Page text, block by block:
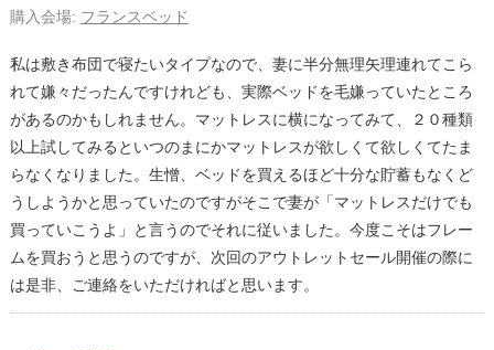
購入会場: フランスベッド
私は敷き布団で寝たいタイプなので、妻に半分無理矢理連れてこら
れて嫌々だったんですけれども、実際ベッドを毛嫌っていたところ
があるのかもしれません。マットレスに横になってみて、２０種類
以上試してみるといつのまにかマットレスが欲しくて欲しくてたま
らなくなりました。生憎、ベッドを買えるほど十分な貯蓄もなくど
うしようかと思っていたのですがそこで妻が「マットレスだけでも
買っていこうよ」と言うのでそれに従いました。今度こそはフレー
ムを買おうと思うのですが、次回のアウトレットセール開催の際に
は是非、ご連絡をいただければと思います。